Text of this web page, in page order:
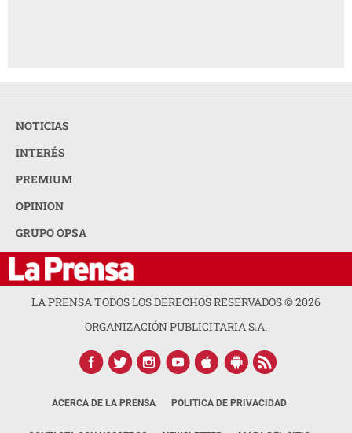
NOTICIAS
INTERÉS
PREMIUM
OPINION
GRUPO OPSA
LA PRENSA TODOS LOS DERECHOS RESERVADOS ©2026
ORGANIZACIÓN PUBLICITARIA S.A.
ACERCA DE LA PRENSA POLÍTICA DE PRIVACIDAD